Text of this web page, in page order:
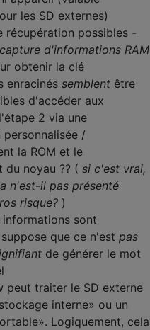
les SD externes)
récupération possibles -
d'informations RAM
obtenir la clé
enracinés semblent être
d'accéder aux
2 via une
/
la ROM et le
du noyau ?? ( si c'est vrai,
n'est-il pas présenté
risque? )
informations sont
que ce n'est pas
de générer le mot
peut traiter le SD externe
interne» ou un
Logiquement, cela